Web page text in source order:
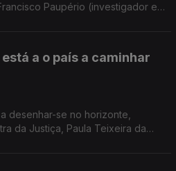
Paupério (investigador e
a o país a caminhar
desenhar-se no horizonte,
da Justiça, Paula Teixeira da